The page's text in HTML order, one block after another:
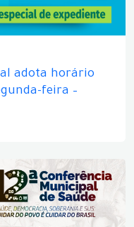
adota horário
feira –